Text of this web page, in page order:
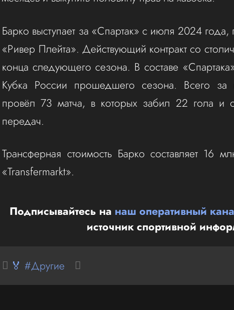
Барко выступает за «Спартак» с июля 2024 года,
«Ривер Плейта». Действующий контракт со
конца следующего сезона. В составе
Кубка России прошедшего сезона. Всего за
провёл 73 матча, в которых забил 22 гола и
передач.
Трансферная стоимость Барко составляет 16
«Transfermarkt».
Подписывайтесь на наш оперативный
источник спортивной
🏅 #Другие